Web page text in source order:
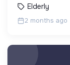
Elderly
2 months ago